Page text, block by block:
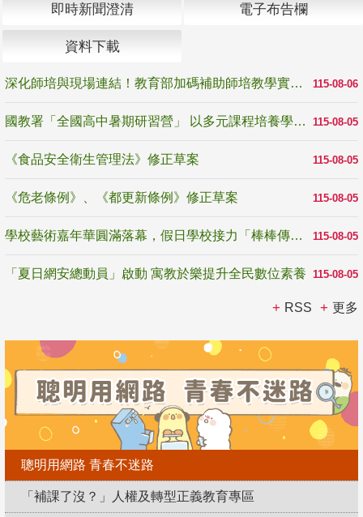
即時新聞澄清 電子布告欄
資料下載
115-08-06
深化師培與現場連結！教育部加碼補助師培教學實踐研究 10月師培國際研討會交流教學實踐經驗
115-08-05
國教署「全國高中暑期研習營」 以多元課程培養學生瞭解誠信專業與倫理價值
115-08-05
《食品安全衛生管理法》修正草案
115-08-05
《危老條例》、《都更新條例》修正草案
115-08-05
學校藝術嘉年華圓滿落幕，假日學校接力「棒棒傳美感」
115-08-05
「夏日網安總動員」啟動 寓教於樂提升全民數位素養
RSS 更多
聰明用網路 青春不迷路
「補課了沒？」人權及轉型正義教育專區